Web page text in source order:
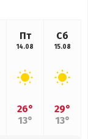
Пт
14.08
26°
13°
Сб
15.08
29°
13°